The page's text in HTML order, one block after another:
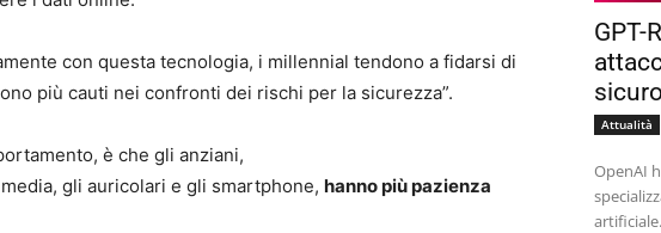
con questa tecnologia, i millennial tendono a fidarsi di
più cauti nei confronti dei rischi per la sicurezza”.
è che gli anziani,
gli auricolari e gli smartphone, hanno più pazienza
GPT-
sicuro
Attualità
OpenAI